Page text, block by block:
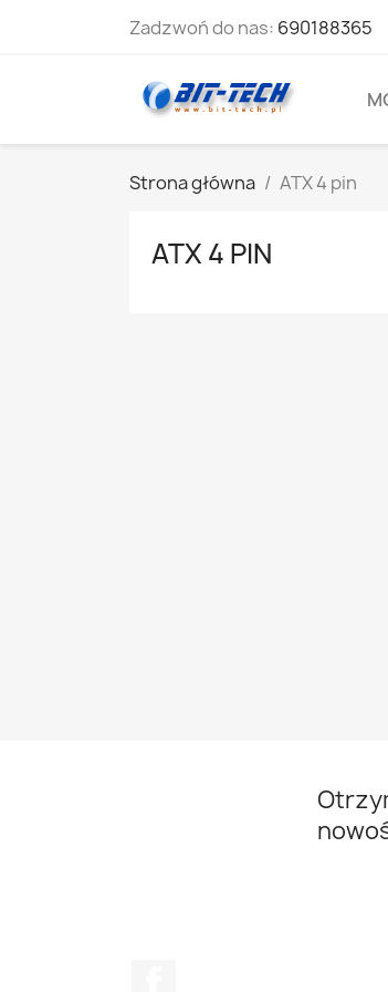
Zadzwoń do nas: 690188365
Strona główna ATX 4 pin
ATX 4 PIN